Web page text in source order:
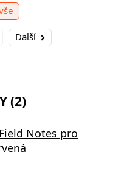
Další
(2)
Notes pro